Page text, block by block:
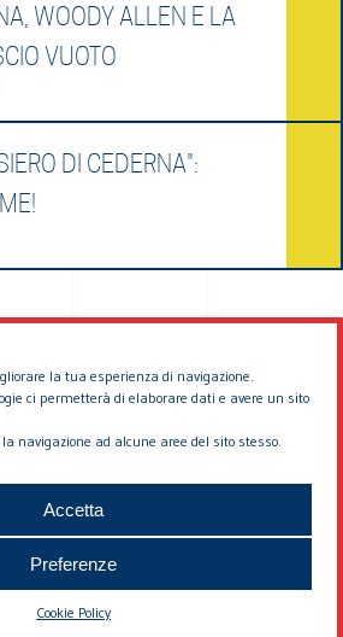
la tua esperienza di navigazione.
ci permetterà di elaborare dati e avere un sito
navigazione ad alcune aree del sito stesso.
Accetta
Preferenze
Cookie Policy
WOODY ALLEN E LA
VUOTO
DI CEDERNA":
2026 EDDYBURG